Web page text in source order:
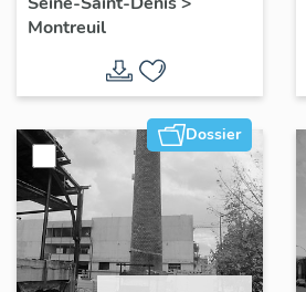
et Durieux, puis
usine de
construction
mécanique Clerc ;
actuellement usine
de serrurerie
Métallurgie
Chaudronnerie
Montreuil
Montreuil
Dossier